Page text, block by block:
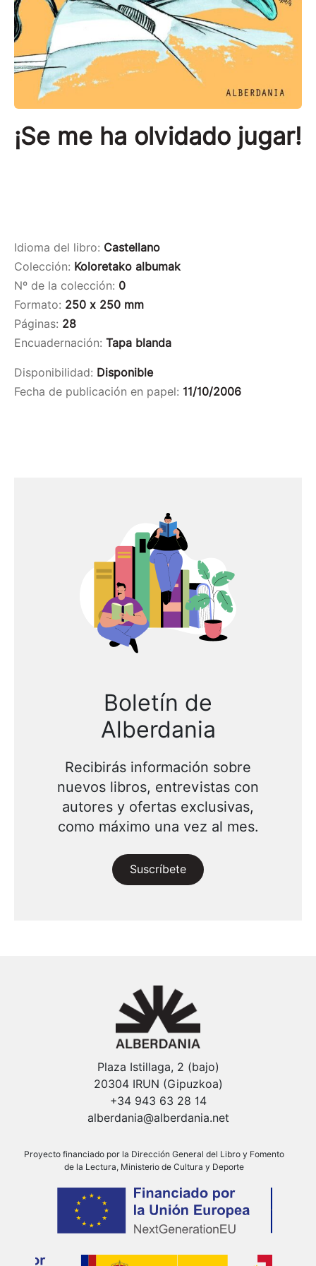
¡Se me ha olvidado jugar!
Idioma del libro: Castellano
Colección: Koloretako albumak
Nº de la colección: 0
Formato: 250 x 250 mm
Páginas: 28
Encuadernación: Tapa blanda
Disponibilidad: Disponible
Fecha de publicación en papel: 11/10/2006
Boletín de
Alberdania
Recibirás información sobre
nuevos libros, entrevistas con
autores y ofertas exclusivas,
como máximo una vez al mes.
Suscríbete
Plaza Istillaga, 2 (bajo)
20304 IRUN (Gipuzkoa)
+34 943 63 28 14
alberdania@alberdania.net
Proyecto financiado por la Dirección General del Libro y Fomento
de la Lectura, Ministerio de Cultura y Deporte